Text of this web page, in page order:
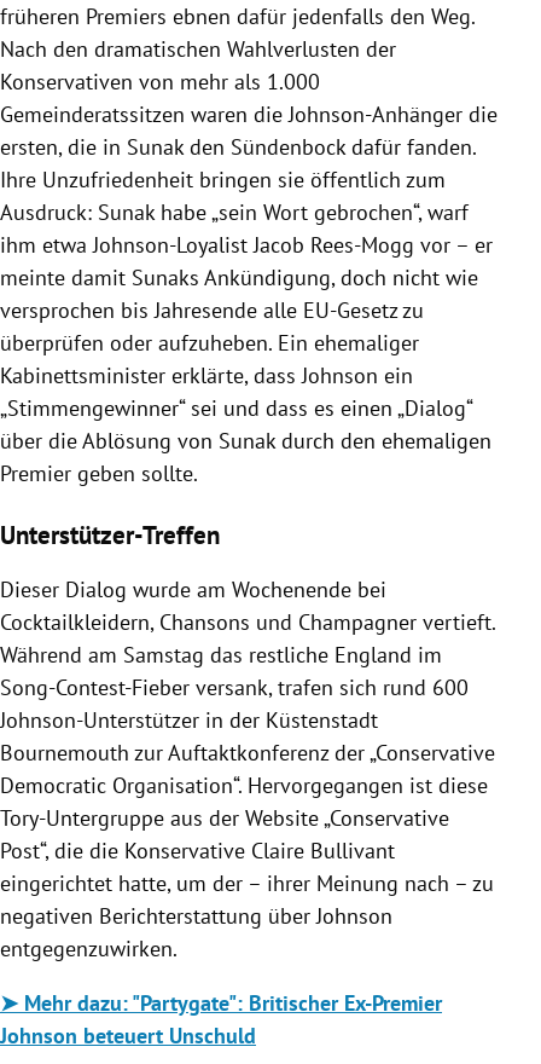
früheren Premiers ebnen dafür jedenfalls den Weg.
Nach den dramatischen Wahlverlusten der
Konservativen von mehr als 1.000
Gemeinderatssitzen waren die Johnson-Anhänger die
ersten, die in Sunak den Sündenbock dafür fanden.
Ihre Unzufriedenheit bringen sie öffentlich zum
Ausdruck: Sunak habe „sein Wort gebrochen“, warf
ihm etwa Johnson-Loyalist Jacob Rees-Mogg vor – er
meinte damit Sunaks Ankündigung, doch nicht wie
versprochen bis Jahresende alle EU-Gesetz zu
überprüfen oder aufzuheben. Ein ehemaliger
Kabinettsminister erklärte, dass Johnson ein
„Stimmengewinner“ sei und dass es einen „Dialog“
über die Ablösung von Sunak durch den ehemaligen
Premier geben sollte.
Unterstützer-Treffen
Dieser Dialog wurde am Wochenende bei
Cocktailkleidern, Chansons und Champagner vertieft.
Während am Samstag das restliche England im
Song-Contest-Fieber versank, trafen sich rund 600
Johnson-Unterstützer in der Küstenstadt
Bournemouth zur Auftaktkonferenz der „Conservative
Democratic Organisation“. Hervorgegangen ist diese
Tory-Untergruppe aus der Website „Conservative
Post“, die die Konservative Claire Bullivant
eingerichtet hatte, um der – ihrer Meinung nach – zu
negativen Berichterstattung über Johnson
entgegenzuwirken.
➤ Mehr dazu: "Partygate": Britischer Ex-Premier
Johnson beteuert Unschuld